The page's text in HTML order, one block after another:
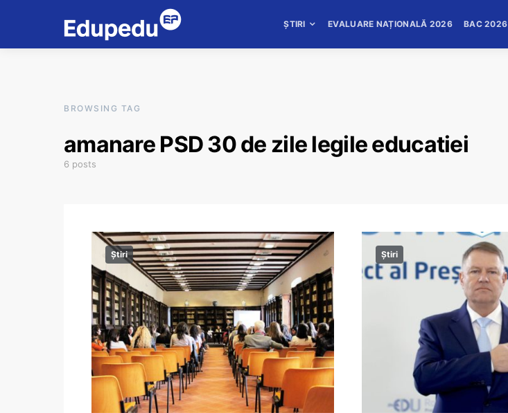
ȘTIRI EVALUARE NAȚIONALĂ 2026 BAC 2026
BROWSING TAG
amanare PSD 30 de zile legile educatiei
6 posts
Știri Știri